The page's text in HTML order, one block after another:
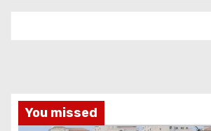
You missed